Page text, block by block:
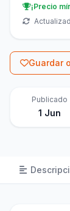
¡Precio
Guardar
Publicado
1 Jun